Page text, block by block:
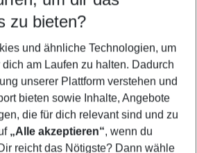
5-8 Nächte
Kinder
Filter anzeigen
zu bieten?
und ähnliche Technologien, um
am Laufen zu halten. Dadurch
unserer Plattform verstehen und
bieten sowie Inhalte, Angebote
die für dich relevant sind und zu
„Alle akzeptieren“, wenn du
reicht das Nötigste? Dann wähle